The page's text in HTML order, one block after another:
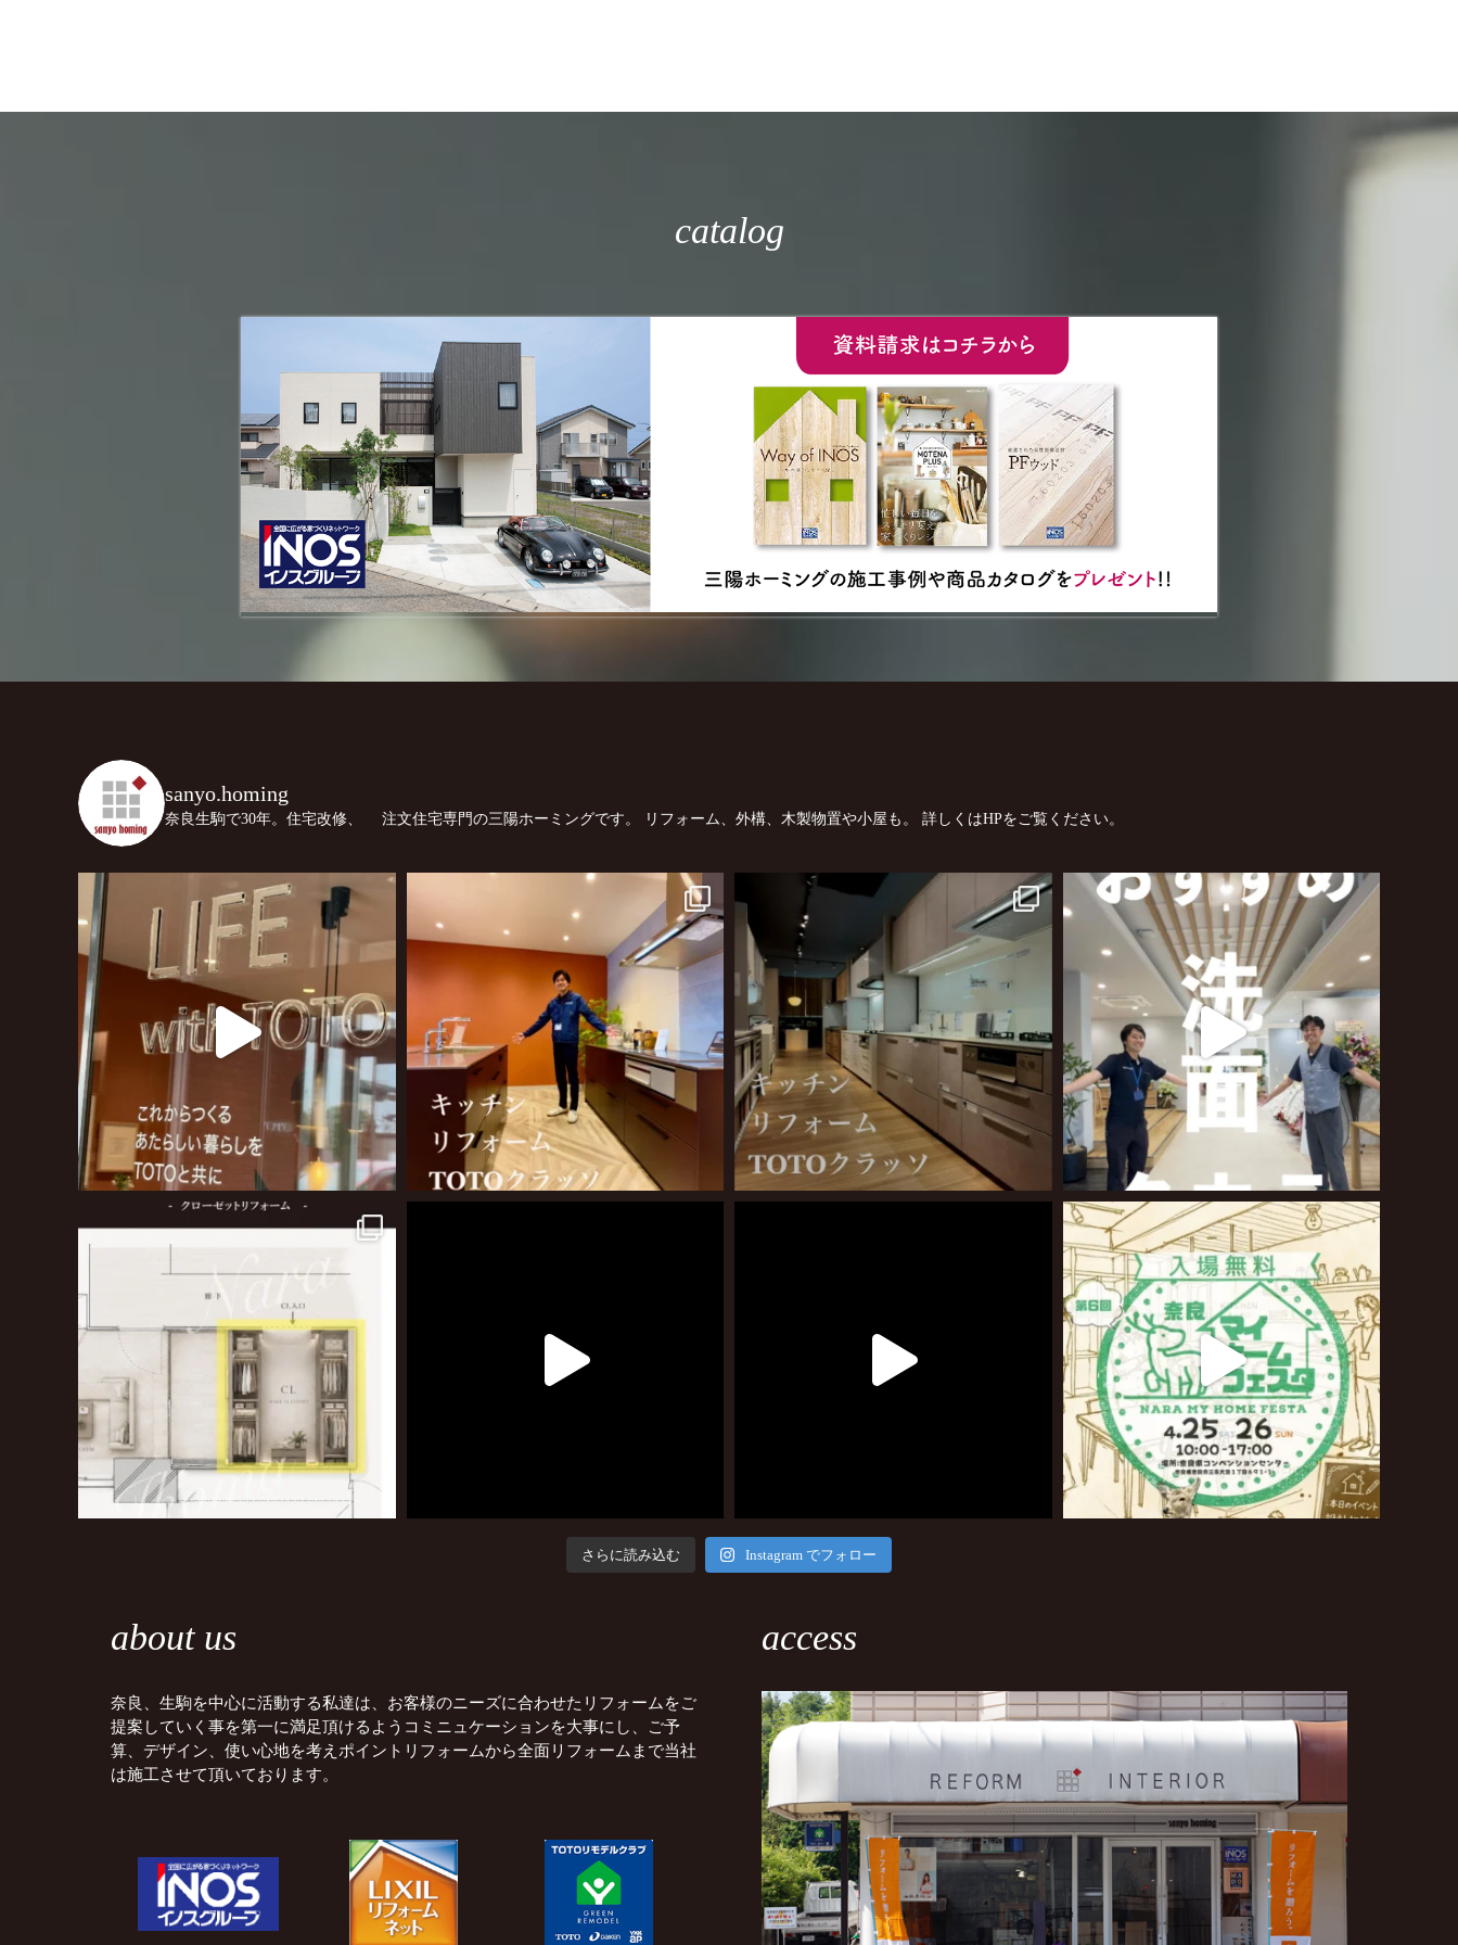
catalog
sanyo.homing
奈良生駒で30年。住宅改修、 注文住宅専門の三陽ホーミングです。 リフォーム、外構、木製物置や小屋も。 詳しくはHPをご覧ください。
さらに読み込む Instagram でフォロー
about us
奈良、生駒を中心に活動する私達は、お客様のニーズに合わせたリフォームをご
提案していく事を第一に満足頂けるようコミニュケーションを大事にし、ご予
算、デザイン、使い心地を考えポイントリフォームから全面リフォームまで当社
は施工させて頂いております。
access